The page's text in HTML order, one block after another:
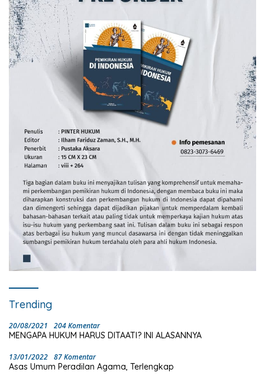
Trending
20/08/2021 204 Komentar
MENGAPA HUKUM HARUS DITAATI? INI ALASANNYA
13/01/2022 87 Komentar
Asas Umum Peradilan Agama, Terlengkap